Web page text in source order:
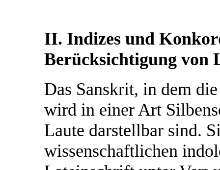
II. Indizes und
Berücksichtigung von
Das Sanskrit, in dem
wird in einer Art
Laute darstellbar sind.
wissenschaftlichen